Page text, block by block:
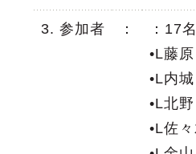
3. 参加者 ：
：17
•L藤
•L内
•L北
•L佐